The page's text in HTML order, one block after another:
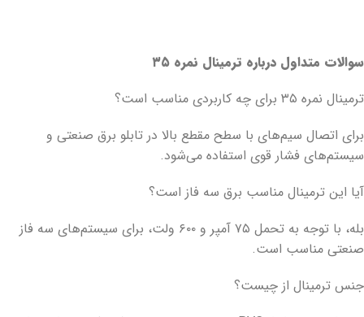
سوالات متداول درباره ترمینال نمره ۳۵
ترمینال نمره ۳۵ برای چه کاربردی مناسب است؟
برای اتصال سیم‌های با سطح مقطع بالا در تابلو برق صنعتی و
سیستم‌های فشار قوی استفاده می‌شود.
آیا این ترمینال مناسب برق سه فاز است؟
بله، با توجه به تحمل ۷۵ آمپر و ۶۰۰ ولت، برای سیستم‌های سه فاز
صنعتی مناسب است.
جنس ترمینال از چیست؟